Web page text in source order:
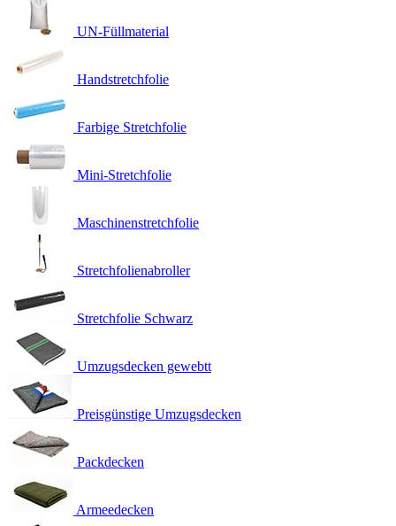
UN-Füllmaterial
Handstretchfolie
Farbige Stretchfolie
Mini-Stretchfolie
Maschinenstretchfolie
Stretchfolienabroller
Stretchfolie Schwarz
Umzugsdecken gewebtt
Preisgünstige Umzugsdecken
Packdecken
Armeedecken